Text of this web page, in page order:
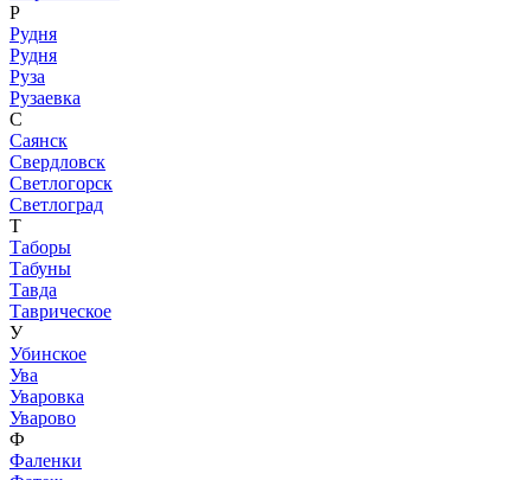
Р
Рудня
Рудня
Руза
Рузаевка
С
Саянск
Свердловск
Светлогорск
Светлоград
Т
Таборы
Табуны
Тавда
Таврическое
У
Убинское
Ува
Уваровка
Уварово
Ф
Фаленки